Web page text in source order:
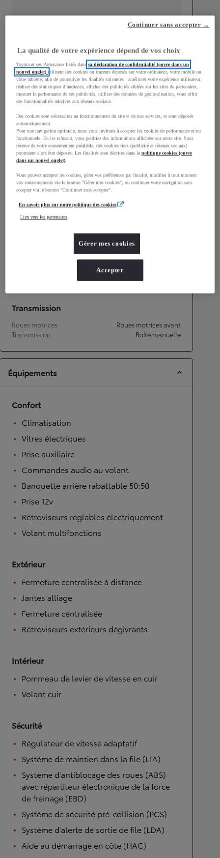
Longueur
3 700mm
Hauteur
1 510
Largeur
1 740mm
Consommation mixte
Consommation mixte
Émissions CO2
Transmission
Roues motrices
Roues motrices avant
Transmission
Boîte manuelle
Équipements
Confort
Climatisation
Vitres électriques
Prise auxiliaire
Commandes audio au volant
Banquette arrière rabattable 50:50
Prise 12v
Rétroviseurs réglables électriquement
Volant multifonctions
Extérieur
Fermeture centralisée à distance
Jantes alliage
Fermeture centralisée
Rétroviseurs extérieurs dégivrants
Intérieur
Pommeau de levier de vitesse en cuir
Volant cuir
Sécurité
Régulateur de vitesse adaptatif
Système de maintien dans la file (LTA)
Système d'antiblocage des roues (ABS)
avec répartiteur électronique de la force
de freinage (EBD)
Système de sécurité pré-collision (PCS)
Système d'alerte de sortie de file (LDA)
Aide au démarrage en côte (HAC)
La qualité de votre expérience dépend de vos choix
Toyota et ses Partenaires listés danssa déclaration de confidentialité (ouvre dans un
nouvel onglet)utilisent des cookies ou traceurs déposés sur votre ordinateur, votre mobile ou
votre tablette, afin de poursuivre les finalités suivantes : améliorer votre expérience utilisateur,
réaliser des statistiques d’audience, afficher des publicités ciblées sur les sites de partenaires,
mesurer la performance de ces publicités, utiliser des données de géolocalisation, vous offrir
des fonctionnalités relatives aux réseaux sociaux.
Des cookies sont nécessaires au fonctionnement du site et de nos services, et sont déposés
automatiquement.
Pour une navigation optimale, nous vous invitons à accepter les cookies de performance et/ou
fonctionnels. En les refusant, vous perdriez des informations affichées sur notre site. Sous
réserve de votre consentement préalable, des cookies tiers (publicité et réseaux sociaux)
pourraient alors être déposés. Les finalités sont décrites dans lapolitique cookies (ouvre
dans un nouvel onglet)
Vous pouvez accepter les cookies, gérer vos préférences par finalité, modifier à tout moment
vos consentements via le bouton "Gérer mes cookies", ou continuer votre navigation sans
accepter via le bouton "Continuer sans accepter".
En savoir plus sur notre politique des cookies
Lien vers les partenaires
Gérer mes cookies
Continuer sans accepter →
Accepter